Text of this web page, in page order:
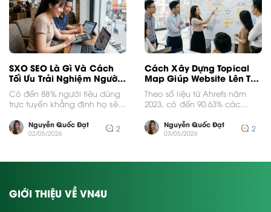
SXO SEO Là Gì Và Cách
Tối Ưu Trải Nghiệm Người
Dùng
Có đến 88% người tiêu dùng
trực tuyến khẳng định họ sẽ
web...Nguyễn Quốc Đạt
02/05/2026 2
Cách Xây Dựng Topical
Map Giúp Website Lên Top
Bền Vững
Theo số liệu từ Ahrefs năm
2023, có đến 90.63% các
bất kỳ...Nguyễn Quốc Đạt
03/05/2026 2
GIỚI THIỆU VỀ VN4U